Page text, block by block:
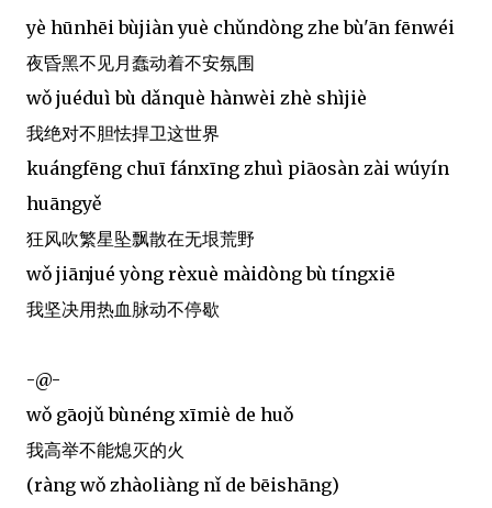
yè hūnhēi bùjiàn yuè chǔndòng zhe bù'ān fēnwéi
夜昏黑不见月蠢动着不安氛围
wǒ juéduì bù dǎnquè hànwèi zhè shìjiè
我绝对不胆怯捍卫这世界
kuángfēng chuī fánxīng zhuì piāosàn zài wúyín
huāngyě
狂风吹繁星坠飘散在无垠荒野
wǒ jiānjué yòng rèxuè màidòng bù tíngxiē
我坚决用热血脉动不停歇
-@-
wǒ gāojǔ bùnéng xīmiè de huǒ
我高举不能熄灭的火
(ràng wǒ zhàoliàng nǐ de bēishāng)